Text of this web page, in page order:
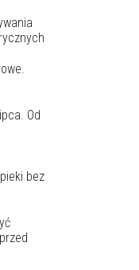
Od
bez